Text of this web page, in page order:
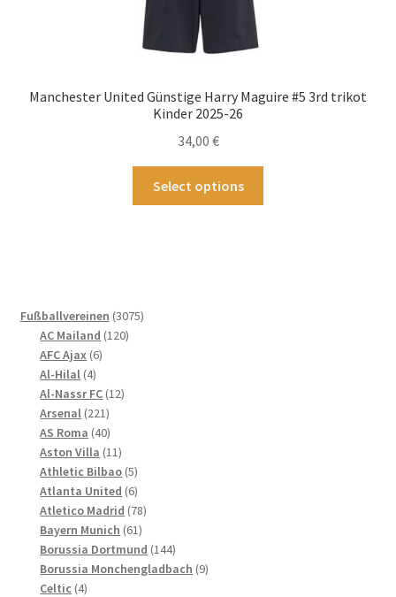
Manchester United Günstige Harry Maguire #5 3rd trikot
Kinder 2025-26
34,00 €
Select options
Fußballvereinen 30753075
AC Mailand 120120
AFC Ajax 66
Al-Hilal 44
Produkte
Al-Nassr FC 1212
Arsenal 221221
Produkte
AS Roma 4040
Produkte
Aston Villa 1111
Produkte
Athletic Bilbao 55
Produkte
Atlanta United 66
Produkte
Atletico Madrid 7878
Bayern Munich 6161
Produkte
Borussia Dortmund 144144
Produkte
Borussia Monchengladbach 99
Celtic 44